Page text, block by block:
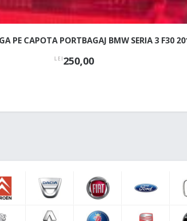
PE CAPOTA PORTBAGAJ BMW SERIA 3 F30
LEI250,00